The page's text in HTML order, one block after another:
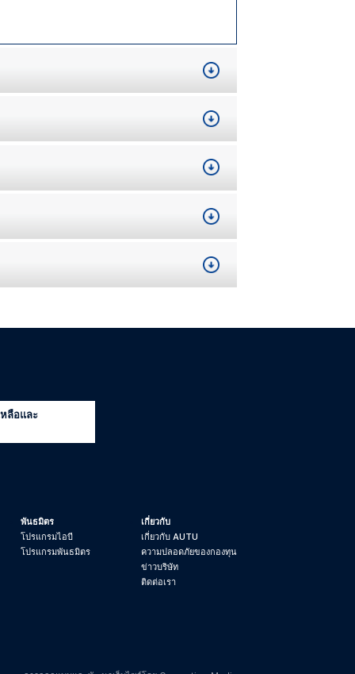
ลือและ
พันธมิตร
โปรแกรมไอบี
โปรแกรมพันธมิตร
เกี่ยวกับ
เกี่ยวกับ AUTU
ความปลอดภัยของกองทุน
ข่าวบริษัท
ติดต่อเรา